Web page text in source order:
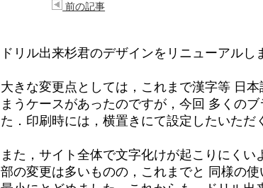
前の記事
ドリル出来杉君のデザインをリニューアルし
大きな変更点としては，これまで漢字等 日
まうケースがあったのですが，今回 多くの
た．印刷時には，横置きにて設定したいただ
また，サイト全体で文字化けが起こりにく
部の変更は多いものの，これまでと 同様の